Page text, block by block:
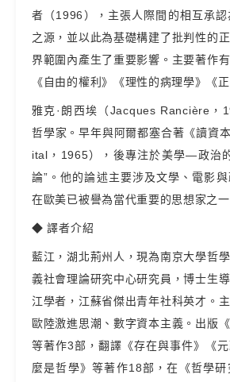
者（1996），主張人際間的相互承
之源，並以此為基礎構建了批判性的
界範圍內產生了重要影響。主要著作有
《自由的權利》《理性的病理學》《
雅克·朗西埃（Jacques Rancière，
哲學家。早年與阿爾都塞合著《讀資
ital，1965），後專注於美學—政治
論”。他的論述主要涉及文學、電影與
在歐美已被譽為當代重要的思想家之一
◆ 譯者介紹
藍江，湖北荊州人，現為南京大學哲
義社會理論研究中心研究員，博士生
江學者，江蘇省傑出青年社科英才。
歐陸激進思潮、數字資本主義。出版《
等著作3部，翻譯《存在與事件》《
麼是哲學》等著作18部，在《哲學